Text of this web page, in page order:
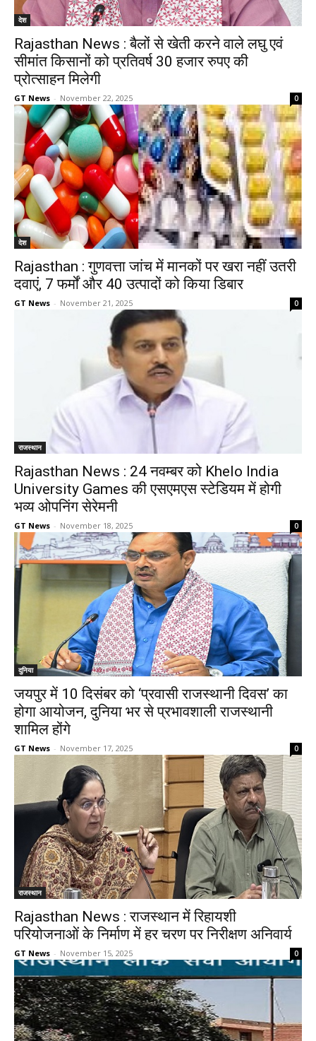
देश
Rajasthan News : बैलों से खेती करने वाले लघु एवं
सीमांत किसानों को प्रतिवर्ष 30 हजार रुपए की
प्रोत्साहन मिलेगी
GT News - November 22, 2025 0
देश
Rajasthan : गुणवत्ता जांच में मानकों पर खरा नहीं उतरी
दवाएं, 7 फर्मों और 40 उत्पादों को किया डिबार
GT News - November 21, 2025 0
राजस्थान
Rajasthan News : 24 नवम्बर को Khelo India
University Games की एसएमएस स्टेडियम में होगी
भव्य ओपनिंग सेरेमनी
GT News - November 18, 2025 0
दुनिया
जयपुर में 10 दिसंबर को ‘प्रवासी राजस्थानी दिवस’ का
होगा आयोजन, दुनिया भर से प्रभावशाली राजस्थानी
शामिल होंगे
GT News - November 17, 2025 0
राजस्थान
Rajasthan News : राजस्थान में रिहायशी
परियोजनाओं के निर्माण में हर चरण पर निरीक्षण अनिवार्य
GT News - November 15, 2025 0